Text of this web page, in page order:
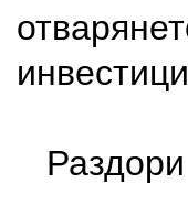
Раздори